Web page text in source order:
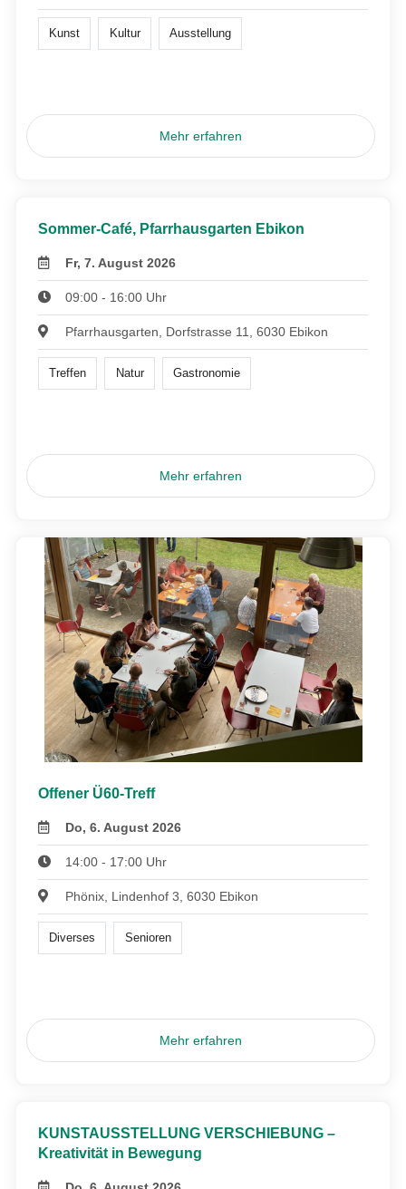
Kunst Kultur Ausstellung
Mehr erfahren
Sommer-Café, Pfarrhausgarten Ebikon
Fr, 7. August 2026
09:00 - 16:00 Uhr
Pfarrhausgarten, Dorfstrasse 11, 6030 Ebikon
Treffen Natur Gastronomie
Mehr erfahren
Offener Ü60-Treff
Do, 6. August 2026
14:00 - 17:00 Uhr
Phönix, Lindenhof 3, 6030 Ebikon
Diverses Senioren
Mehr erfahren
KUNSTAUSSTELLUNG VERSCHIEBUNG –
Kreativität in Bewegung